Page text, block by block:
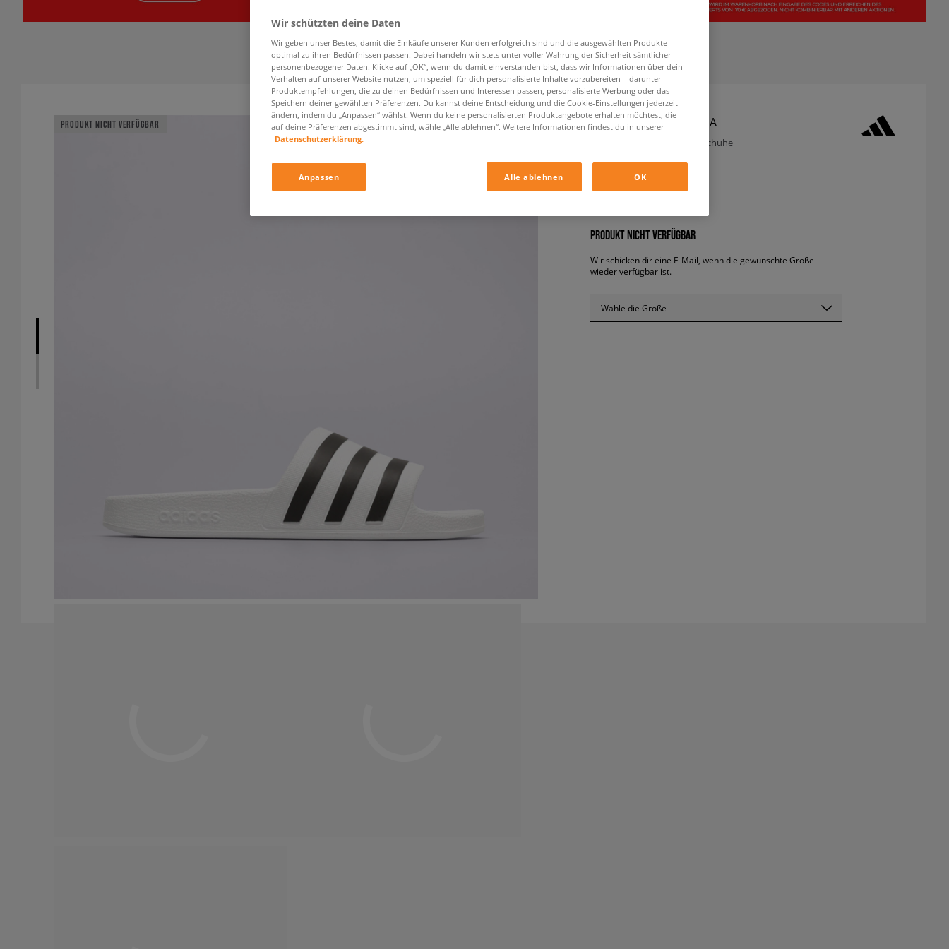
PRODUKT NICHT VERFÜGBAR ADIDAS ADILETTE AQUA
damen, flip-flops und badeschuhe
12,99 € inkl. MwSt.
PRODUKT NICHT VERFÜGBAR
Wir schicken dir eine E-Mail, wenn die gewünschte Größe
wieder verfügbar ist.
Wähle die Größe
Wir schützten deine Daten
Wir geben unser Bestes, damit die Einkäufe unserer Kunden erfolgreich sind und die ausgewählten Produkte
optimal zu ihren Bedürfnissen passen. Dabei handeln wir stets unter voller Wahrung der Sicherheit sämtlicher
personenbezogener Daten. Klicke auf „OK“, wenn du damit einverstanden bist, dass wir Informationen über dein
Verhalten auf unserer Website nutzen, um speziell für dich personalisierte Inhalte vorzubereiten – darunter
Produktempfehlungen, die zu deinen Bedürfnissen und Interessen passen, personalisierte Werbung oder das
Speichern deiner gewählten Präferenzen. Du kannst deine Entscheidung und die Cookie-Einstellungen jederzeit
ändern, indem du „Anpassen“ wählst. Wenn du keine personalisierten Produktangebote erhalten möchtest, die
auf deine Präferenzen abgestimmt sind, wähle „Alle ablehnen“. Weitere Informationen findest du in unserer
Datenschutzerklärung.
Anpassen Alle ablehnen OK